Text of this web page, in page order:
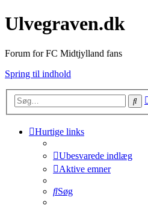
Ulvegraven.dk
Forum for FC Midtjylland fans
Spring til indhold
Søg
Hurtige links
Ubesvarede indlæg
Aktive emner
Søg